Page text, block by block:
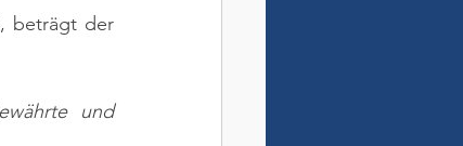
beträgt der
und